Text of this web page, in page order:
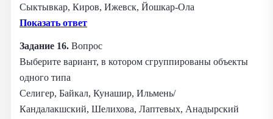
Сыктывкар, Киров, Ижевск, Йошкар-Ола
Показать ответ
Задание 16. Вопрос
Выберите вариант, в котором сгруппированы объекты
одного типа
Селигер, Байкал, Кунашир, Ильмень/
Кандалакшский, Шелихова, Лаптевых, Анадырский